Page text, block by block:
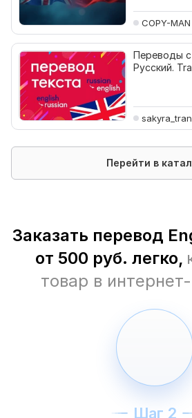
COPY-MAN
Переводы с
Русский.
Перейти в
Заказать перевод
от 500 руб. легко,
товар в
Шаг 2